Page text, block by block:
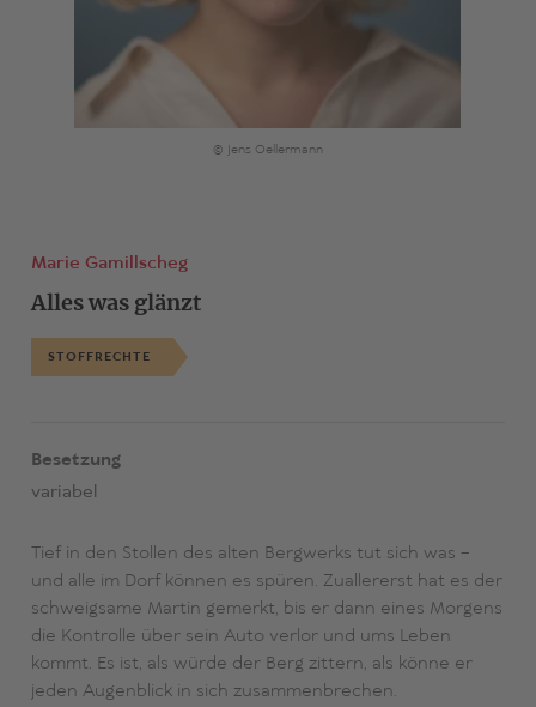
© Jens Oellermann
Marie Gamillscheg
Alles was glänzt
STOFFRECHTE
Besetzung
variabel
Tief in den Stollen des alten Bergwerks tut sich was –
und alle im Dorf können es spüren. Zuallererst hat es der
schweigsame Martin gemerkt, bis er dann eines Morgens
die Kontrolle über sein Auto verlor und ums Leben
kommt. Es ist, als würde der Berg zittern, als könne er
jeden Augenblick in sich zusammenbrechen.